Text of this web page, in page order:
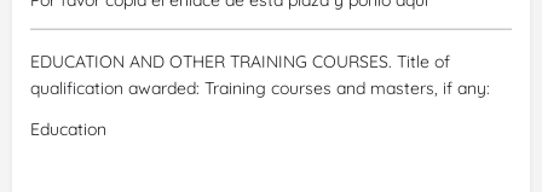
EDUCATION AND OTHER TRAINING COURSES. Title of
qualification awarded: Training courses and masters, if any: